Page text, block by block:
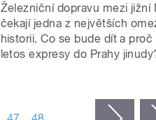
Železniční dopravu mezi jižní
čekají jedna z největších
historii. Co se bude dít a
letos expresy do Prahy